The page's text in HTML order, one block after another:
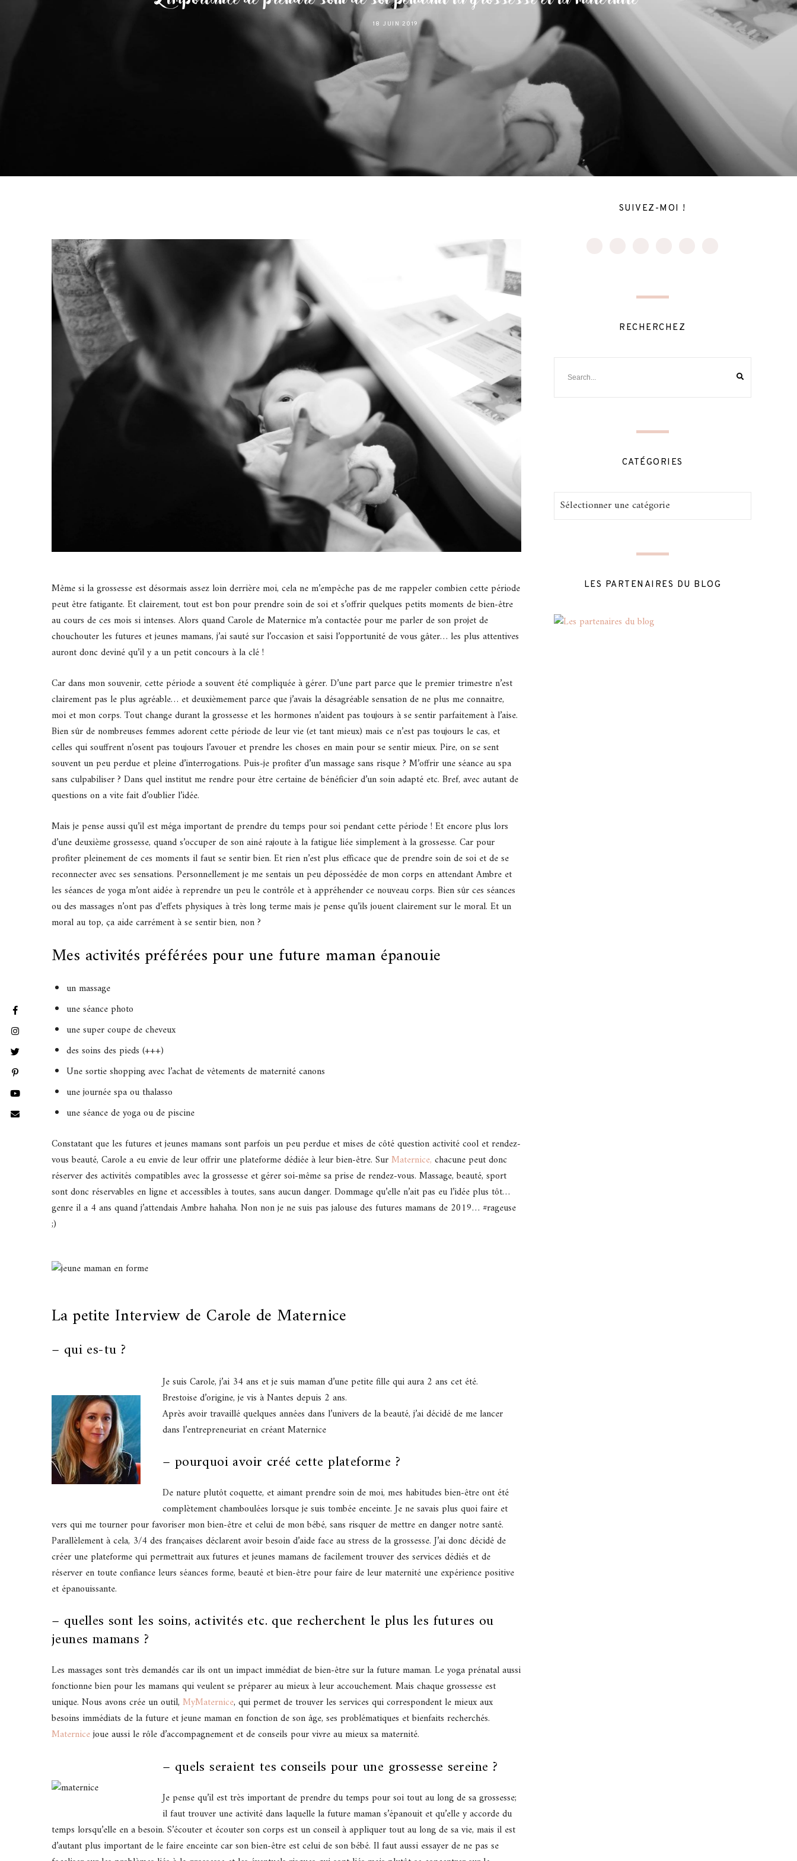
18 JUIN 2019
Même si la grossesse est désormais assez loin derrière moi, cela ne m’empêche pas de me rappeler combien cette période
peut être fatigante. Et clairement, tout est bon pour prendre soin de soi et s’offrir quelques petits moments de bien-être
au cours de ces mois si intenses. Alors quand Carole de Maternice m’a contactée pour me parler de son projet de
chouchouter les futures et jeunes mamans, j’ai sauté sur l’occasion et saisi l’opportunité de vous gâter… les plus attentives
auront donc deviné qu’il y a un petit concours à la clé !
Car dans mon souvenir, cette période a souvent été compliquée à gérer. D’une part parce que le premier trimestre n’est
clairement pas le plus agréable… et deuxièmement parce que j’avais la désagréable sensation de ne plus me connaitre,
moi et mon corps. Tout change durant la grossesse et les hormones n’aident pas toujours à se sentir parfaitement à l’aise.
Bien sûr de nombreuses femmes adorent cette période de leur vie (et tant mieux) mais ce n’est pas toujours le cas, et
celles qui souffrent n’osent pas toujours l’avouer et prendre les choses en main pour se sentir mieux. Pire, on se sent
souvent un peu perdue et pleine d’interrogations. Puis-je profiter d’un massage sans risque ? M’offrir une séance au spa
sans culpabiliser ? Dans quel institut me rendre pour être certaine de bénéficier d’un soin adapté etc. Bref, avec autant de
questions on a vite fait d’oublier l’idée.
Mais je pense aussi qu’il est méga important de prendre du temps pour soi pendant cette période ! Et encore plus lors
d’une deuxième grossesse, quand s’occuper de son ainé rajoute à la fatigue liée simplement à la grossesse. Car pour
profiter pleinement de ces moments il faut se sentir bien. Et rien n’est plus efficace que de prendre soin de soi et de se
reconnecter avec ses sensations. Personnellement je me sentais un peu dépossédée de mon corps en attendant Ambre et
les séances de yoga m’ont aidée à reprendre un peu le contrôle et à appréhender ce nouveau corps. Bien sûr ces séances
ou des massages n’ont pas d’effets physiques à très long terme mais je pense qu’ils jouent clairement sur le moral. Et un
moral au top, ça aide carrément à se sentir bien, non ?
Mes activités préférées pour une future maman épanouie
un massage
une séance photo
une super coupe de cheveux
des soins des pieds (+++)
Une sortie shopping avec l’achat de vêtements de maternité canons
une journée spa ou thalasso
une séance de yoga ou de piscine
Constatant que les futures et jeunes mamans sont parfois un peu perdue et mises de côté question activité cool et rendez-
vous beauté, Carole a eu envie de leur offrir une plateforme dédiée à leur bien-être. SurMaternice, chacune peut donc
réserver des activités compatibles avec la grossesse et gérer soi-même sa prise de rendez-vous. Massage, beauté, sport
sont donc réservables en ligne et accessibles à toutes, sans aucun danger. Dommage qu’elle n’ait pas eu l’idée plus tôt…
genre il a 4 ans quand j’attendais Ambre hahaha. Non non je ne suis pas jalouse des futures mamans de 2019… #rageuse
;)
La petite Interview de Carole de Maternice
– qui es-tu ?
Je suis Carole, j’ai 34 ans et je suis maman d’une petite fille qui aura 2 ans cet été.
Brestoise d’origine, je vis à Nantes depuis 2 ans.
Après avoir travaillé quelques années dans l’univers de la beauté, j’ai décidé de me lancer
dans l’entrepreneuriat en créant Maternice
– pourquoi avoir créé cette plateforme ?
De nature plutôt coquette, et aimant prendre soin de moi, mes habitudes bien-être ont été
complètement chamboulées lorsque je suis tombée enceinte. Je ne savais plus quoi faire et
vers qui me tourner pour favoriser mon bien-être et celui de mon bébé, sans risquer de mettre en danger notre santé.
Parallèlement à cela, 3/4 des françaises déclarent avoir besoin d’aide face au stress de la grossesse. J’ai donc décidé de
créer une plateforme qui permettrait aux futures et jeunes mamans de facilement trouver des services dédiés et de
réserver en toute confiance leurs séances forme, beauté et bien-être pour faire de leur maternité une expérience positive
et épanouissante.
– quelles sont les soins, activités etc. que recherchent le plus les futures ou
jeunes mamans ?
Les massages sont très demandés car ils ont un impact immédiat de bien-être sur la future maman. Le yoga prénatal aussi
fonctionne bien pour les mamans qui veulent se préparer au mieux à leur accouchement. Mais chaque grossesse est
unique. Nous avons crée un outil, MyMaternice, qui permet de trouver les services qui correspondent le mieux aux
besoins immédiats de la future et jeune maman en fonction de son âge, ses problématiques et bienfaits recherchés.
Maternicejoue aussi le rôle d’accompagnement et de conseils pour vivre au mieux sa maternité.
– quels seraient tes conseils pour une grossesse sereine ?
Je pense qu’il est très important de prendre du temps pour soi tout au long de sa grossesse;
il faut trouver une activité dans laquelle la future maman s’épanouit et qu’elle y accorde du
temps lorsqu’elle en a besoin. S’écouter et écouter son corps est un conseil à appliquer tout au long de sa vie, mais il est
d’autant plus important de le faire enceinte car son bien-être est celui de son bébé. Il faut aussi essayer de ne pas se
SUIVEZ-MOI !
RECHERCHEZ
CATÉGORIES
Catégories
LES PARTENAIRES DU BLOG